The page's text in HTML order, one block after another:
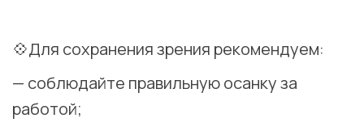
💠Для сохранения зрения рекомендуем:
— соблюдайте правильную осанку за
работой;